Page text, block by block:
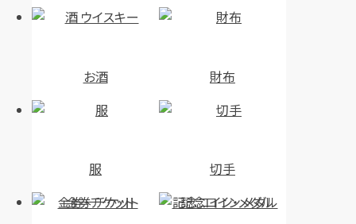
お酒 財布
服
切手
金券・チケット
記念コイン・メダル